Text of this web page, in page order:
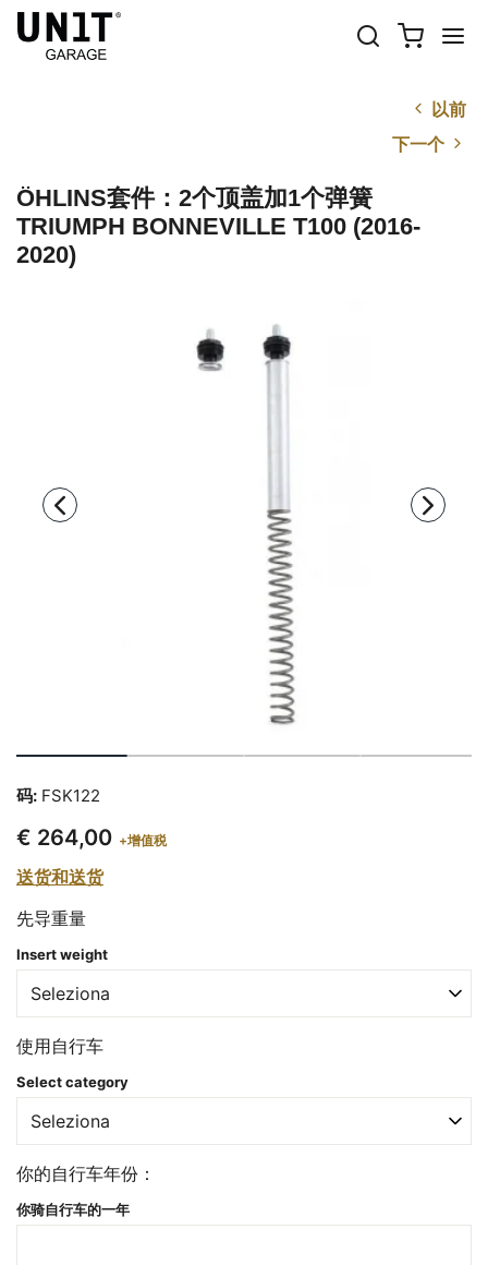
以前
下一个
ÖHLINS套件：2个顶盖加1个弹簧
TRIUMPH BONNEVILLE T100 (2016-
2020)
码: FSK122
€ 264,00 +增值税
送货和送货
先导重量
Insert weight
使用自行车
Select category
你的自行车年份：
你骑自行车的一年